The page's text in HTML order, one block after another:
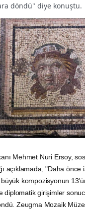
döndü" diye konuştu.
Mehmet Nuri Ersoy,
açıklamada, "Daha önce
kompozisyonun
diplomatik girişimler
Zeugma Mozaik